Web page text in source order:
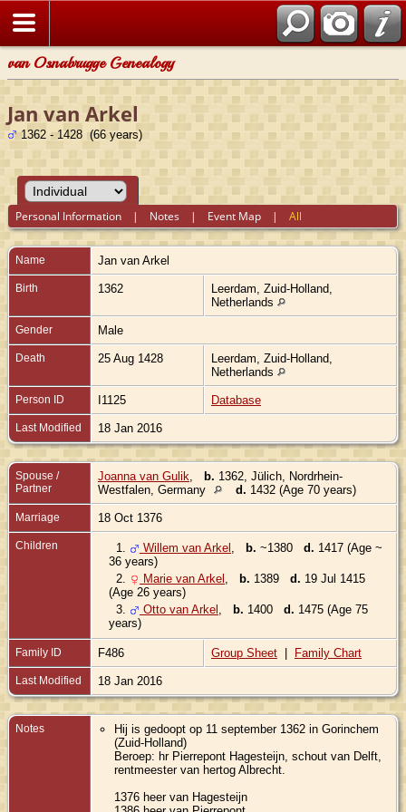
van Osnabrugge Genealogy
Jan van Arkel
1362 - 1428 (66 years)
Personal Information | Notes | Event Map |All
Name Jan van Arkel
Birth 1362
Leerdam, Zuid-Holland,
Netherlands
Gender Male
Death 25 Aug 1428
Leerdam, Zuid-Holland,
Netherlands
Person ID I1125 Database
Last Modified 18 Jan 2016
Spouse /
Partner
Joanna van Gulik b. 1362, Jülich, Nordrhein-
Westfalen, Germany
d. 1432 (Age 70 years)
Marriage 18 Oct 1376
Children 1. Willem van Arkel b. ~1380 d. 1417 (Age ~
36 years)
2.
Marie van Arkel b. 1389 d. 19 Jul 1415
(Age 26 years)
3.
Otto van Arkel b. 1400 d. 1475 (Age 75
years)
Family ID F486 Group Sheet | Family Chart
Last Modified 18 Jan 2016
Notes
Hij is gedoopt op 11 september 1362 in Gorinchem
(Zuid-Holland)
Beroep: hr Pierrepont Hagesteijn, schout van Delft,
rentmeester van hertog Albrecht.
1376 heer van Hagesteijn